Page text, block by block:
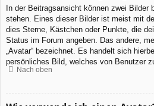
In der Beitragsansicht können zwei Bilder
stehen. Eines dieser Bilder ist meist mit
dies Sterne, Kästchen oder Punkte, die
Status im Forum angeben. Das andere,
„Avatar“ bezeichnet. Es handelt sich
persönliches Bild, welches von Benutzer
Nach oben